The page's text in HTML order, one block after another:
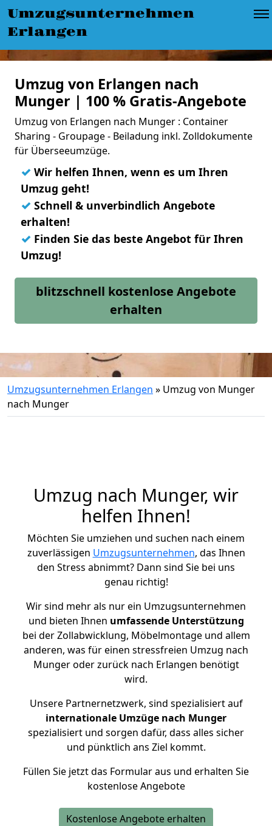
Umzugsunternehmen
Erlangen
Umzug von Erlangen nach
Munger | 100 % Gratis-Angebote
Umzug von Erlangen nach Munger : Container
Sharing - Groupage - Beiladung inkl. Zolldokumente
für Überseeumzüge.
✓ Wir helfen Ihnen, wenn es um Ihren
Umzug geht!
✓ Schnell & unverbindlich Angebote
erhalten!
✓ Finden Sie das beste Angebot für Ihren
Umzug!
blitzschnell kostenlose Angebote
erhalten
Umzugsunternehmen Erlangen » Umzug von Munger
nach Munger
Umzug nach Munger, wir
helfen Ihnen!
Möchten Sie umziehen und suchen nach einem
zuverlässigen Umzugsunternehmen, das Ihnen
den Stress abnimmt? Dann sind Sie bei uns
genau richtig!
Wir sind mehr als nur ein Umzugsunternehmen
und bieten Ihnen umfassende Unterstützung
bei der Zollabwicklung, Möbelmontage und allem
anderen, was für einen stressfreien Umzug nach
Munger oder zurück nach Erlangen benötigt
wird.
Unsere Partnernetzwerk, sind spezialisiert auf
internationale Umzüge nach Munger
spezialisiert und sorgen dafür, dass alles sicher
und pünktlich ans Ziel kommt.
Füllen Sie jetzt das Formular aus und erhalten Sie
kostenlose Angebote
Kostenlose Angebote erhalten